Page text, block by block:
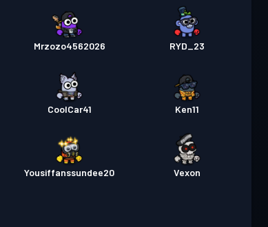
Mrzozo4562026 RYD_23
CoolCar41 Ken11
Yousiffanssundee20 Vexon